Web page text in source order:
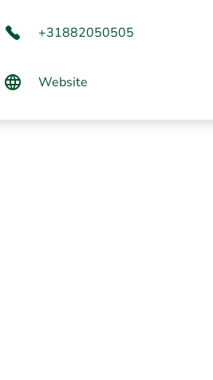
+31882050505
Website